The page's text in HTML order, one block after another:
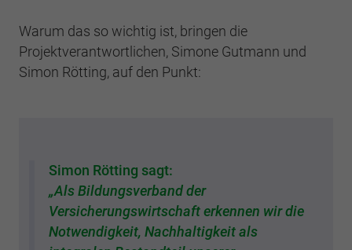
Warum das so wichtig ist, bringen die
Projektverantwortlichen, Simone Gutmann und
Simon Rötting, auf den Punkt:
Simon Rötting sagt:
„Als Bildungsverband der
Versicherungswirtschaft erkennen wir die
Notwendigkeit, Nachhaltigkeit als